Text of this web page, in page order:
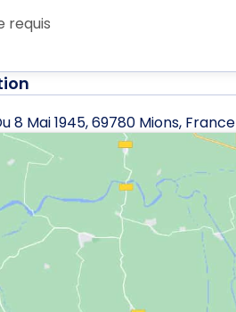
requis
8 Mai 1945, 69780 Mions, France